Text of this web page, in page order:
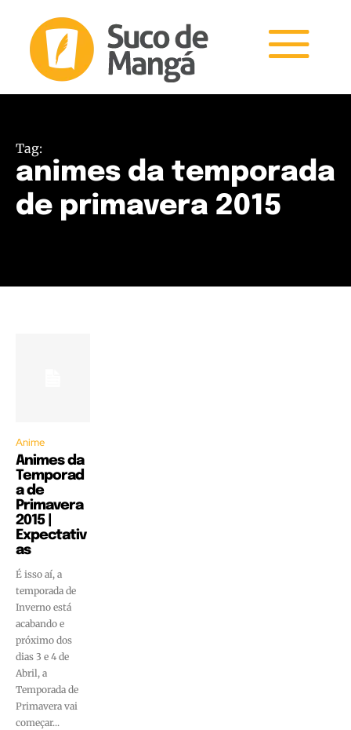
Tag:
animes da temporada
de primavera 2015
Anime
Animes da
Temporad
a de
Primavera
2015 |
Expectativ
as
É isso aí, a
temporada de
Inverno está
acabando e
próximo dos
dias 3 e 4 de
Abril, a
Temporada de
Primavera vai
começar...